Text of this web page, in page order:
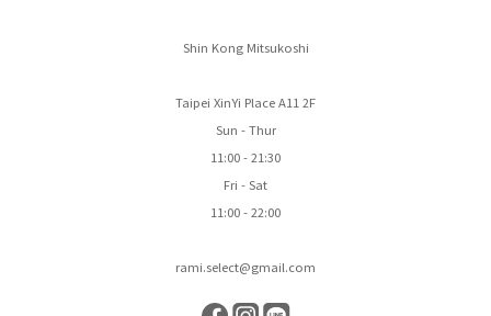
Shin Kong Mitsukoshi
Taipei XinYi Place A11 2F
Sun - Thur
11:00 - 21:30
Fri - Sat
11:00 - 22:00
rami.select@gmail.com